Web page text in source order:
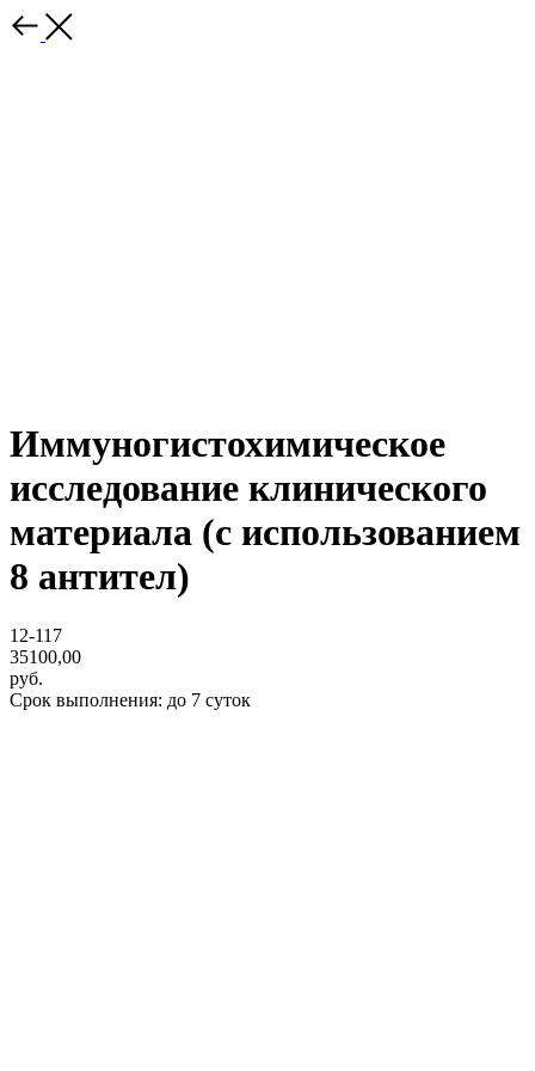
Иммуногистохимическое
исследование клинического
материала (с использованием
8 антител)
12-117
35100,00
руб.
Срок выполнения: до 7 суток